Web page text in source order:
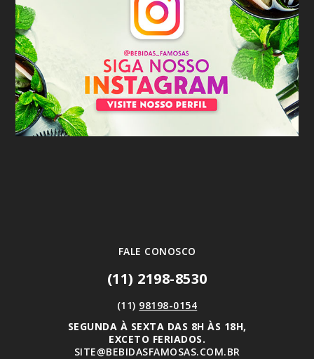
FALE CONOSCO
(11) 2198-8530
(11) 98198-0154
SEGUNDA À SEXTA DAS 8H ÀS 18H,
EXCETO FERIADOS.
SITE@BEBIDASFAMOSAS.COM.BR